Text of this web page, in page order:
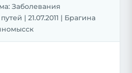
Заболевания
| 21.07.2011 | Брагина